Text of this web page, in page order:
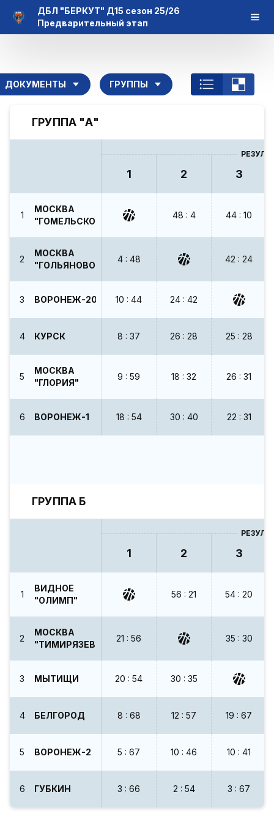
ДБЛ "БЕРКУТ" Д15 сезон 25/26
Предварительный этап
ДОКУМЕНТЫ ГРУППЫ
ГРУППА "А"
1 2 3
1
МОСКВА
"ГОМЕЛЬСКОГО"
48 : 4 44 : 10
2
МОСКВА
"ГОЛЬЯНОВО"
4 : 48 42 : 24
3 ВОРОНЕЖ-2014 10 : 44 24 : 42
4 КУРСК 8 : 37 26 : 28 25 : 28
5
МОСКВА
"ГЛОРИЯ"
9 : 59 18 : 32 26 : 31
6 ВОРОНЕЖ-1 18 : 54 30 : 40 22 : 31
ГРУППА Б
1 2 3
1
ВИДНОЕ
"ОЛИМП"
56 : 21 54 : 20
2
МОСКВА
"ТИМИРЯЗЕВСКАЯ"
21 : 56 35 : 30
3 МЫТИЩИ 20 : 54 30 : 35
4 БЕЛГОРОД 8 : 68 12 : 57 19 : 67
5 ВОРОНЕЖ-2 5 : 67 10 : 46 10 : 41
6 ГУБКИН 3 : 66 2 : 54 3 : 67